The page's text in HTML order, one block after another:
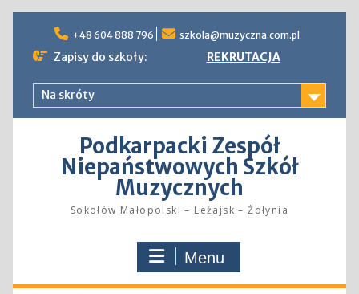
content
+48 604 888 796 szkola@muzyczna.com.pl
Zapisy do szkoły: REKRUTACJA
Na skróty
Podkarpacki Zespół
Niepaństwowych Szkół
Muzycznych
Sokołów Małopolski – Leżajsk – Żołynia
Menu